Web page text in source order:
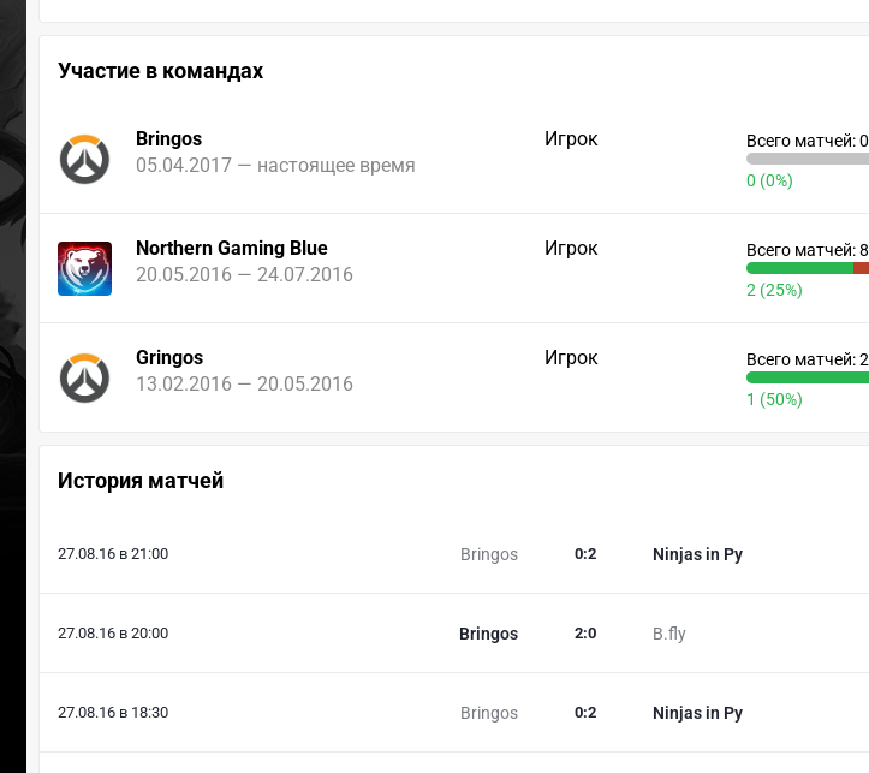
Участие в командах
Bringos
05.04.2017 — настоящее время
Игрок Всего матчей: 0
0 (0%)
Northern Gaming Blue
20.05.2016 — 24.07.2016
Игрок Всего матчей: 8
2 (25%)
Gringos
13.02.2016 — 20.05.2016
Игрок Всего матчей: 2
1 (50%)
История матчей
27.08.16 в 21:00 Bringos Ninjas in Py
0:2
27.08.16 в 20:00 Bringos B.fly
2:0
27.08.16 в 18:30 Bringos Ninjas in Py
0:2